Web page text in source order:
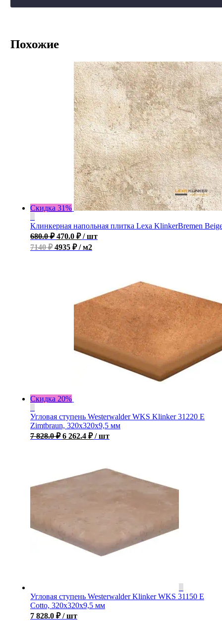
Похожие
Скидка 31%
Клинкерная напольная плитка Lexa KlinkerBremen
680.0₽ 470.0 ₽ / шт
7140 ₽4935 ₽ / м2
Скидка 20%
Угловая ступень Westerwalder WKS Klinker 31220 E
Zimtbraun, 320x320x9,5 мм
7 828.0₽ 6 262.4 ₽ / шт
Угловая ступень Westerwalder Klinker WKS 31150 E
Cotto, 320x320x9,5 мм
7 828.0 ₽ / шт